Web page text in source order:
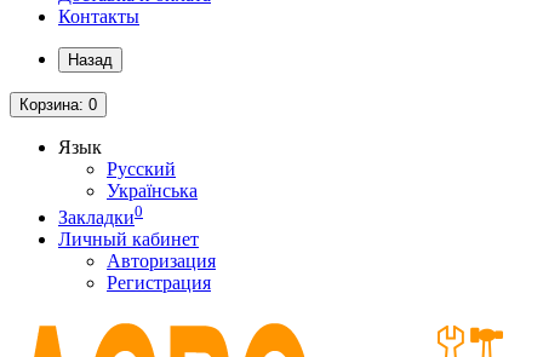
Контакты
Назад
Корзина: 0
Язык
Русский
Українська
Закладки0
Личный кабинет
Авторизация
Регистрация